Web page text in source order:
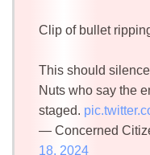
Clip of bullet
This should
Nuts who say the
staged.
— Concerned
18, 2024